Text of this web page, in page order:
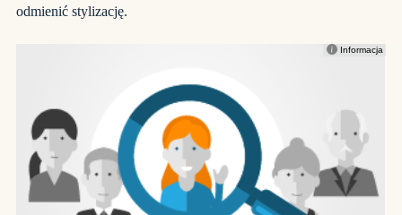
odmienić stylizację.